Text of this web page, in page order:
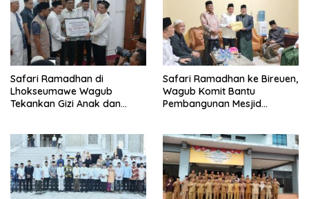
Safari Ramadhan di
Lhokseumawe Wagub
Tekankan Gizi Anak dan
Safari Ramadhan ke Bireuen,
Wagub Komit Bantu
Pembangunan Mesjid